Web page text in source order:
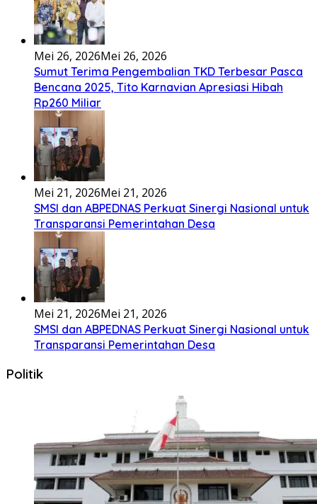
Bembambörö dödöu he akhiguMene mene sino lawaö
khöuMeinötö niowalu, mela’angdröi ita laforudu..
[...]
Lirik Lagu Cinta Mati – Fajar Halawa